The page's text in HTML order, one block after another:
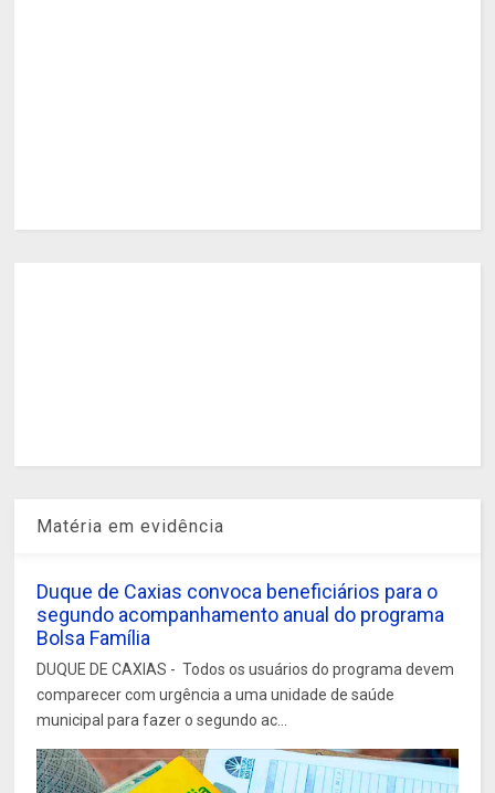
Matéria em evidência
Duque de Caxias convoca beneficiários para o
segundo acompanhamento anual do programa
Bolsa Família
DUQUE DE CAXIAS - Todos os usuários do programa devem
comparecer com urgência a uma unidade de saúde
municipal para fazer o segundo ac...